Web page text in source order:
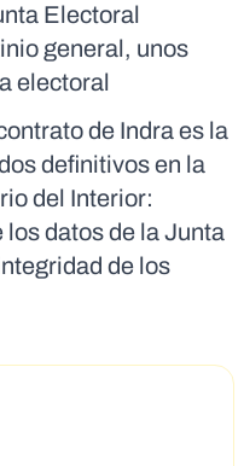
Electoral
general, unos
electoral
de Indra es la
definitivos en la
del Interior:
los datos de la Junta
de los